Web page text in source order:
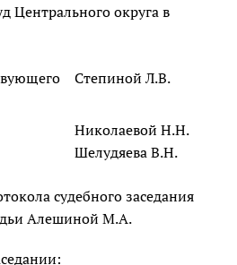
Центрального округа в
Степиной Л.В.
Николаевой Н.Н.
Шелудяева В.Н.
судебного заседания
Алешиной М.А.